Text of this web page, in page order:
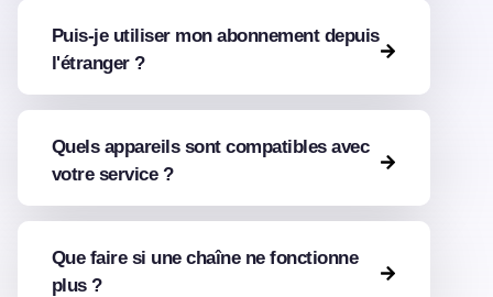
Puis-je utiliser mon abonnement depuis
l'étranger ?
Quels appareils sont compatibles avec
votre service ?
Que faire si une chaîne ne fonctionne
plus ?